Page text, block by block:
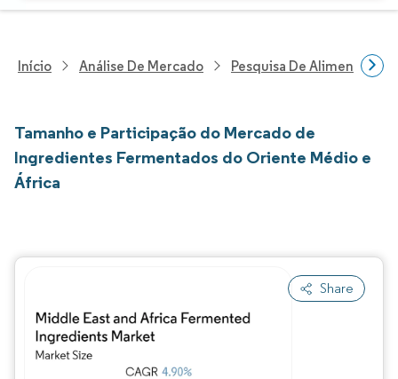
Início Análise De Mercado Pesquisa De Alimentos E
Tamanho e Participação do Mercado de
Ingredientes Fermentados do Oriente Médio e
África
Share